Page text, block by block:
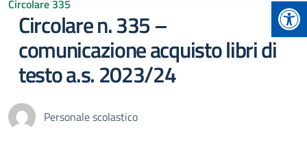
Circolare 335
Circolare n. 335 –
comunicazione acquisto libri di
testo a.s. 2023/24
Personale scolastico